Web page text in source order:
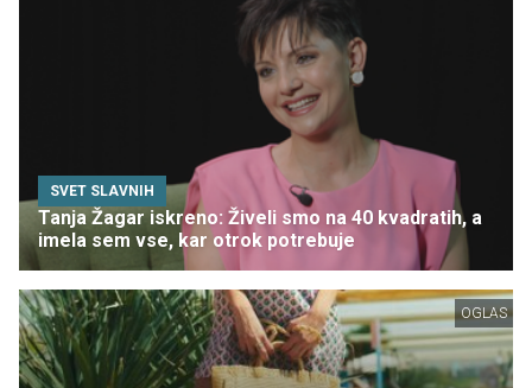
SVET SLAVNIH
Tanja Žagar iskreno: Živeli smo na 40 kvadratih, a
imela sem vse, kar otrok potrebuje
OGLAS